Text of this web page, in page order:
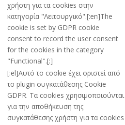
χρήστη για τα cookies στην
κατηγορία "Λειτουργικό".[:en]The
cookie is set by GDPR cookie
consent to record the user consent
for the cookies in the category
"Functional".[:]
[:el]Αυτό το cookie έχει οριστεί από
το plugin συγκατάθεσης Cookie
GDPR. Τα cookies χρησιμοποιούνται
για την αποθήκευση της
συγκατάθεσης χρήστη για τα cookies